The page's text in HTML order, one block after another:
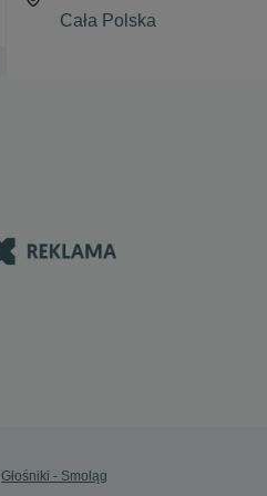
Głośniki - Smoląg